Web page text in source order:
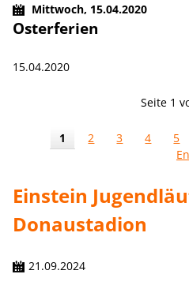
Mittwoch, 15.04.2020
Osterferien
15.04.2020
Seite 1
1 2 3 4 5
Einstein
Donaustadion
21.09.2024